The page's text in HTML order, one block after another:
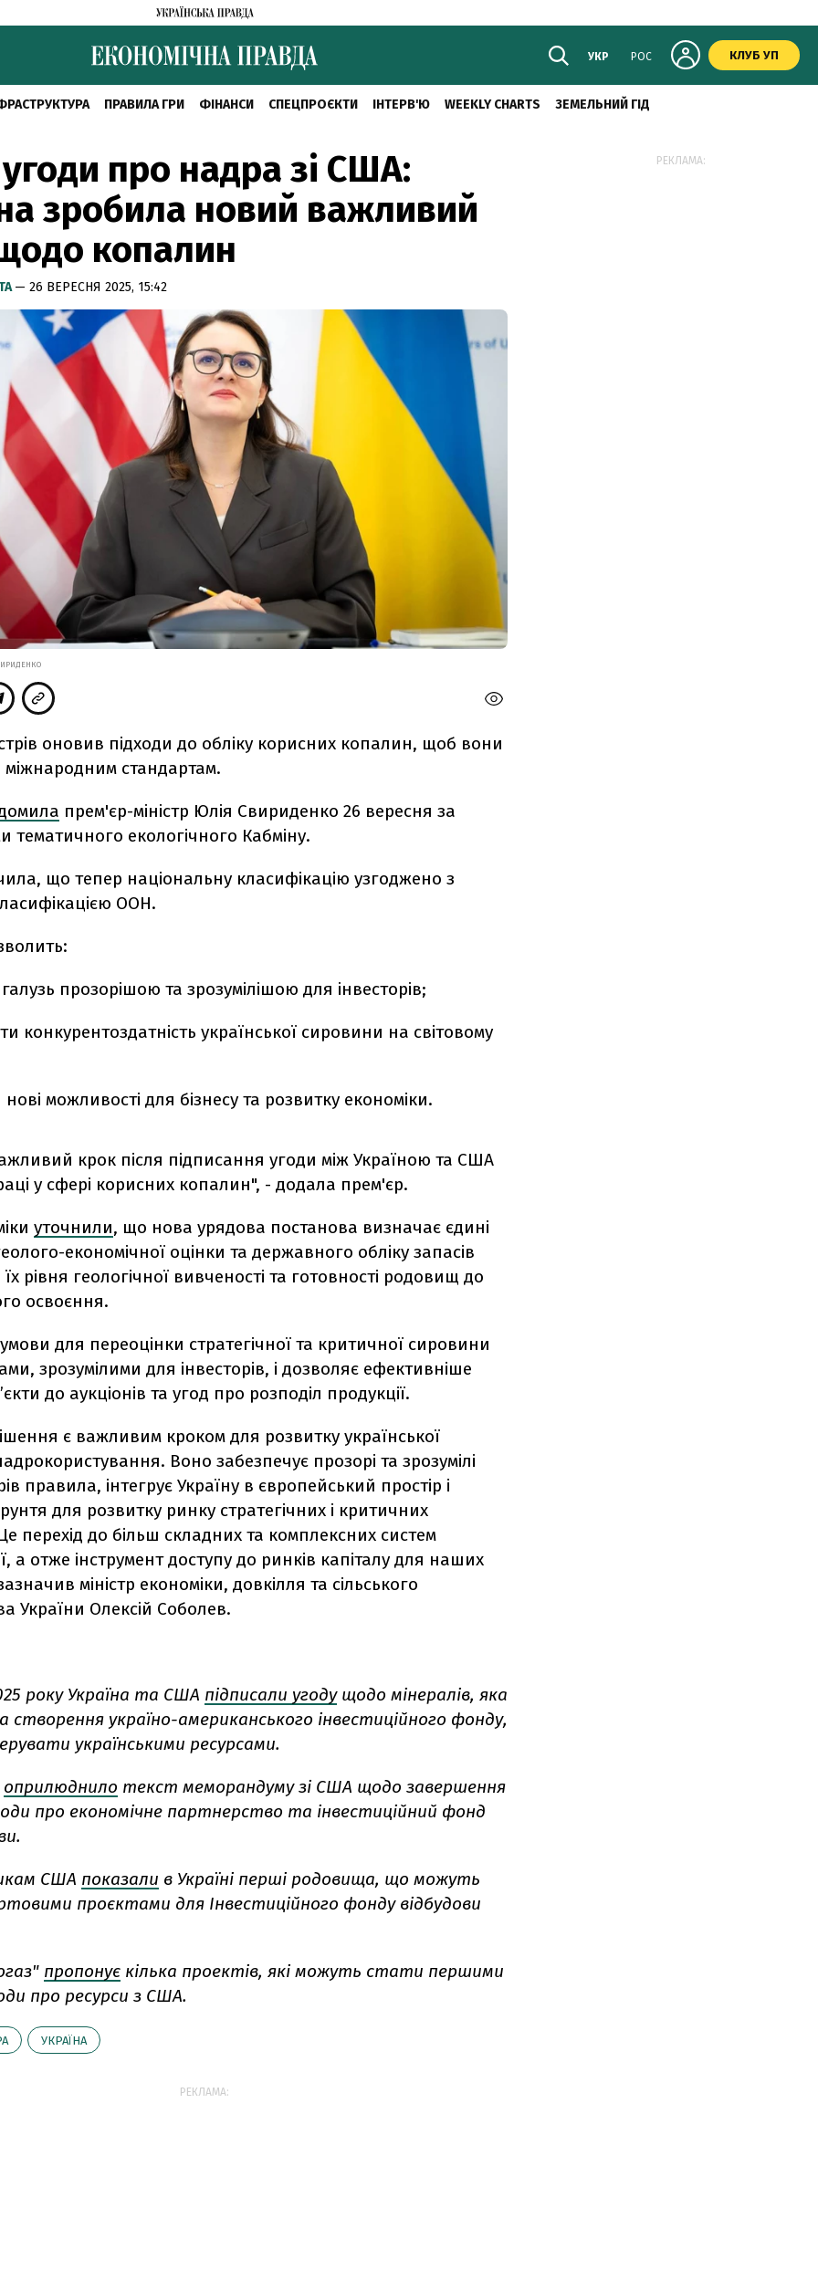
УКР РОС КЛУБ УП
ПРАВИЛА ГРИ ФІНАНСИ СПЕЦПРОЄКТИ ІНТЕРВ'Ю WEEKLY CHARTS ЗЕМЕЛЬНИЙ ГІД
угоди про надра зі США:
зробила новий важливий
копалин
— 26 ВЕРЕСНЯ 2025, 15:42
оновив підходи до обліку корисних копалин, щоб вони
міжнародним стандартам.
прем'єр-міністр Юлія Свириденко 26 вересня за
тематичного екологічного Кабміну.
що тепер національну класифікацію узгоджено з
ООН.
прозорішою та зрозумілішою для інвесторів;
конкурентоздатність української сировини на світовому
нові можливості для бізнесу та розвитку економіки.
крок після підписання угоди між Україною та США
у сфері корисних копалин", - додала прем'єр.
уточнили, що нова урядова постанова визначає єдині
економічної оцінки та державного обліку запасів
рівня геологічної вивченості та готовності родовищ до
освоєння.
для переоцінки стратегічної та критичної сировини
зрозумілими для інвесторів, і дозволяє ефективніше
до аукціонів та угод про розподіл продукції.
є важливим кроком для розвитку української
Воно забезпечує прозорі та зрозумілі
правила, інтегрує Україну в європейський простір і
для розвитку ринку стратегічних і критичних
перехід до більш складних та комплексних систем
а отже інструмент доступу до ринків капіталу для наших
міністр економіки, довкілля та сільського
України Олексій Соболев.
року Україна та США підписали угоду щодо мінералів, яка
створення україно-американського інвестиційного фонду,
українськими ресурсами.
оприлюднило текст меморандуму зі США щодо завершення
про економічне партнерство та інвестиційний фонд
США показали в Україні перші родовища, що можуть
проєктами для Інвестиційного фонду відбудови
пропонує кілька проектів, які можуть стати першими
про ресурси з США.
УКРАЇНА
РЕКЛАМА:
РЕКЛАМА: